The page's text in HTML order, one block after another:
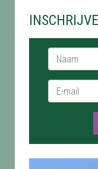
Naam *
E-mail *